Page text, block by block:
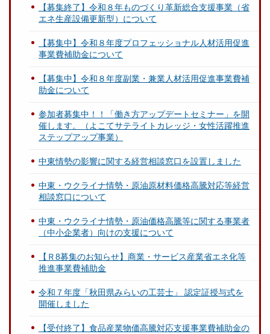
【募集終了】令和８年ものづくり革新総合支援事業（省
エネ生産設備更新型）について
【募集中】令和８年度プロフェッショナル人材活用促進
事業費補助金について
【募集中】令和８年度副業・兼業人材活用促進事業費補
助金について
参加者募集中！！「働き方アップデートセミナー」を開
催します。（よこてサテライトカレッジ・女性活躍推進
ステップアップ事業）
中東情勢の影響に関する経営相談窓口を設置しました
中東・ウクライナ情勢・原油原材料価格高騰対応等経営
相談窓口について
中東・ウクライナ情勢・原油価格高騰等に関する事業者
（中小企業者）向けの支援について
【Ｒ8募集のお知らせ】商業・サービス産業省エネ化等
推進事業費補助金
令和７年度「秋田県みらいの工芸士」 認定証授与式を
開催しました
【受付終了】食品産業物価高騰対応支援事業費補助金の